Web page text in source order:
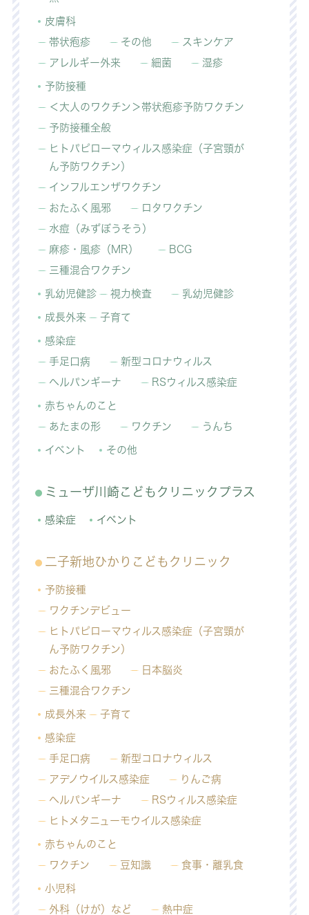
皮膚科
帯状疱疹
その他
スキンケア
アレルギー外来
細菌 湿疹
予防接種
＜大人のワクチン＞帯状疱疹予防ワクチン
予防接種全般
ヒトパピローマウィルス感染症（子宮頸が
ん予防ワクチン）
インフルエンザワクチン
おたふく風邪
ロタワクチン
水痘（みずぼうそう）
麻疹・風疹（MR）
BCG
三種混合ワクチン
乳幼児健診 視力検査 乳幼児健診
成長外来 子育て
感染症
手足口病
新型コロナウィルス
ヘルパンギーナ
RSウィルス感染症
赤ちゃんのこと
あたまの形
ワクチン うんち
イベント その他
ミューザ川崎こどもクリニックプラス
感染症 イベント
二子新地ひかりこどもクリニック
予防接種
ワクチンデビュー
ヒトパピローマウィルス感染症（子宮頸が
ん予防ワクチン）
おたふく風邪
日本脳炎
三種混合ワクチン
成長外来 子育て
感染症
手足口病
新型コロナウィルス
アデノウイルス感染症
りんご病
ヘルパンギーナ
RSウィルス感染症
ヒトメタニューモウイルス感染症
赤ちゃんのこと
ワクチン
豆知識 食事・離乳食
小児科
外科（けが）など
熱中症